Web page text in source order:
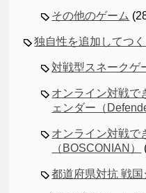
その他のゲーム
独自性を追加してつ
対戦型スネークゲ
オンライン対戦で
ェンダー（
オンライン対戦で
（BOSCONIAN）
都道府県対抗 戦